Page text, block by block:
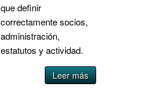
que definir
correctamente socios,
administración,
estatutos y actividad.
Leer más